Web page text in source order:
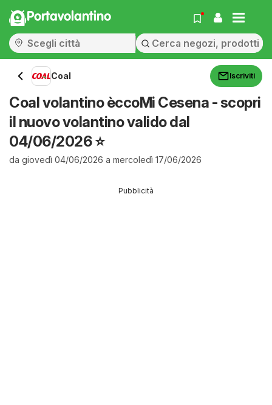
Portavolantino
Coal Iscriviti
Coal volantino èccoMi Cesena - scopri
il nuovo volantino valido dal
04/06/2026 ⭐️
da giovedì 04/06/2026 a mercoledì 17/06/2026
Pubblicità